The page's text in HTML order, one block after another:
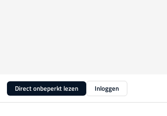
Direct onbeperkt lezen Inloggen